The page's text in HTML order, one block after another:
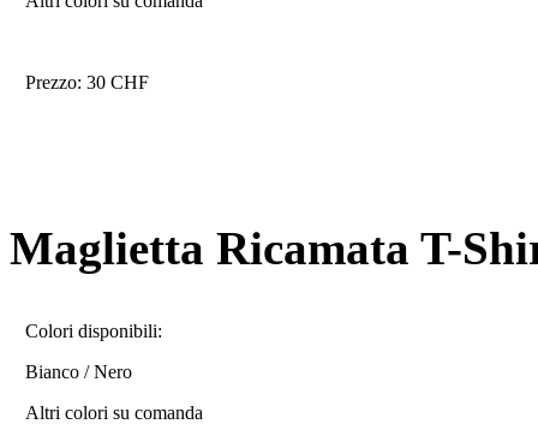
Prezzo: 30 CHF
Maglietta Ricamata T-
Colori disponibili:
Bianco / Nero
Altri colori su comanda